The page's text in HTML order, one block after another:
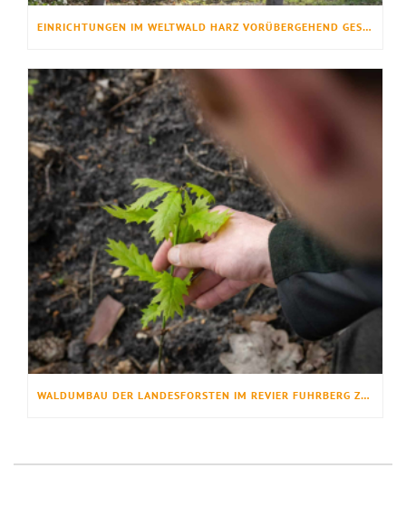
EINRICHTUNGEN IM WELTWALD HARZ VORÜBERGEHEND GESPERRT
WALDUMBAU DER LANDESFORSTEN IM REVIER FUHRBERG ZEIGT ERFOLG